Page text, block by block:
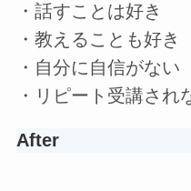
・話すことは好き
・教えることも好き
・自分に自信がない
・リピート受講され
After